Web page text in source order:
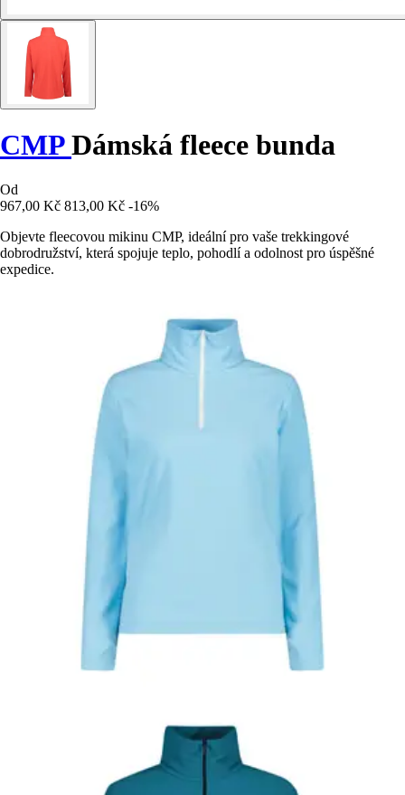
CMPDámská fleece bunda
Od
967,00 Kč 813,00 Kč -16%
Objevte fleecovou mikinu CMP, ideální pro vaše trekkingové
dobrodružství, která spojuje teplo, pohodlí a odolnost pro úspěšné
expedice.